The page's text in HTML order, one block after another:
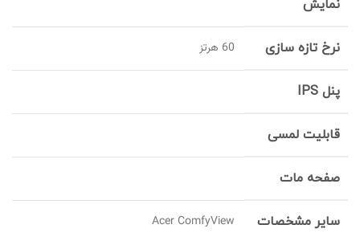
نمایش
نرخ تازه سازی 60 هرتز
پنل IPS
قابلیت لمسی
صفحه مات
سایر مشخصات Acer ComfyView